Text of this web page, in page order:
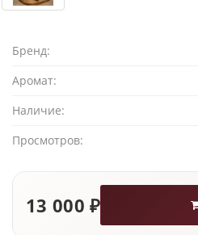
Бренд:
Аромат:
Наличие:
Просмотров:
13 000 ₽